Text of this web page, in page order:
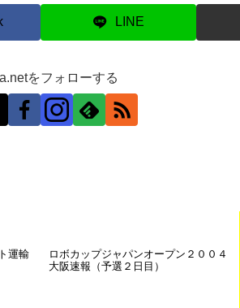
LINE
をフォローする
運輸
ロボカップジャパンオープン２００４
大阪速報（予選２日目）